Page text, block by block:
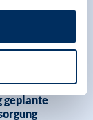
|
geplante